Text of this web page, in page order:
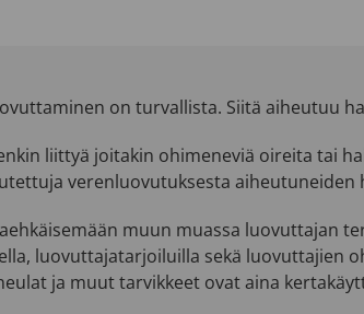
on turvallista. Siitä aiheutuu
liittyä joitakin ohimeneviä oireita tai
verenluovutuksesta
muun muassa luovuttajan
luovuttajatarjoiluilla sekä luovuttajien
ja muut tarvikkeet ovat aina